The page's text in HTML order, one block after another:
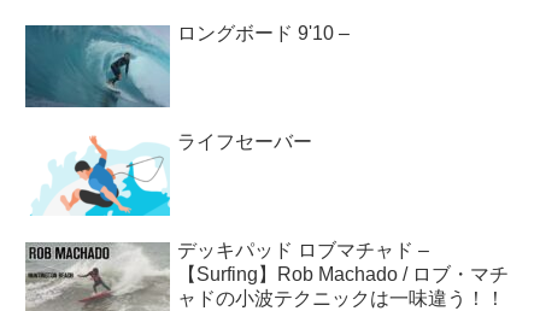
ロングボード 9'10 –
ライフセーバー
デッキパッド ロブマチャド –
【Surfing】Rob Machado / ロブ・マチ
ャドの小波テクニックは一味違う！！